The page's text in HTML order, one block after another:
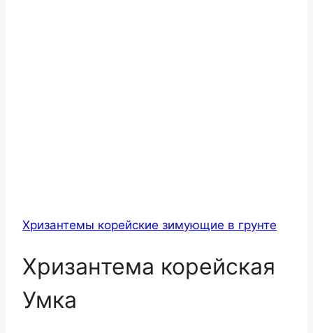
Хризантемы корейские зимующие в грунте
Хризантема корейская
Умка